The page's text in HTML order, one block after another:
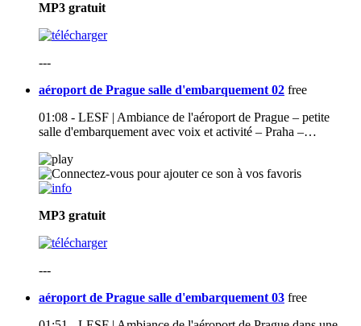
MP3 gratuit
---
aéroport de Prague salle d'embarquement 02 free
01:08 - LESF | Ambiance de l'aéroport de Prague – petite
salle d'embarquement avec voix et activité – Praha –…
MP3 gratuit
---
aéroport de Prague salle d'embarquement 03 free